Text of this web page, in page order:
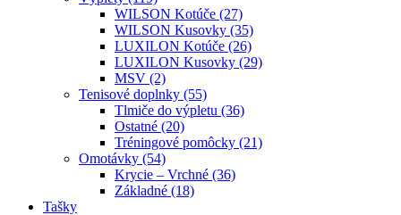
WILSON Kotúče (27)
WILSON Kusovky (35)
LUXILON Kotúče (26)
LUXILON Kusovky (29)
MSV (2)
Tenisové doplnky (55)
Tlmiče do výpletu (36)
Ostatné (20)
Tréningové pomôcky (21)
Omotávky (54)
Krycie – Vrchné (36)
Základné (18)
Tašky